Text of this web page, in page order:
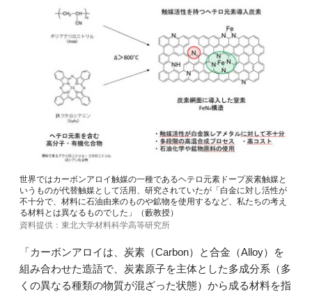
世界ではカーボンアロイ触媒の一種であるヘテロ元素ドープ炭素触媒と
いうものが代替触媒として活用、研究されていたが「白金に対し活性が
不十分で、材料に石油由来のものや鉱物を使用するなど、私たちの考え
る材料とは異なるものでした」（藪教授）
資料提供：東北大学材料科学高等研究所
「カーボンアロイは、炭素（Carbon）と合金（Alloy）を
組み合わせた造語で、炭素原子を主体とした多成分系（多
くの異なる種類の物質が混ざった状態）から成る材料を指